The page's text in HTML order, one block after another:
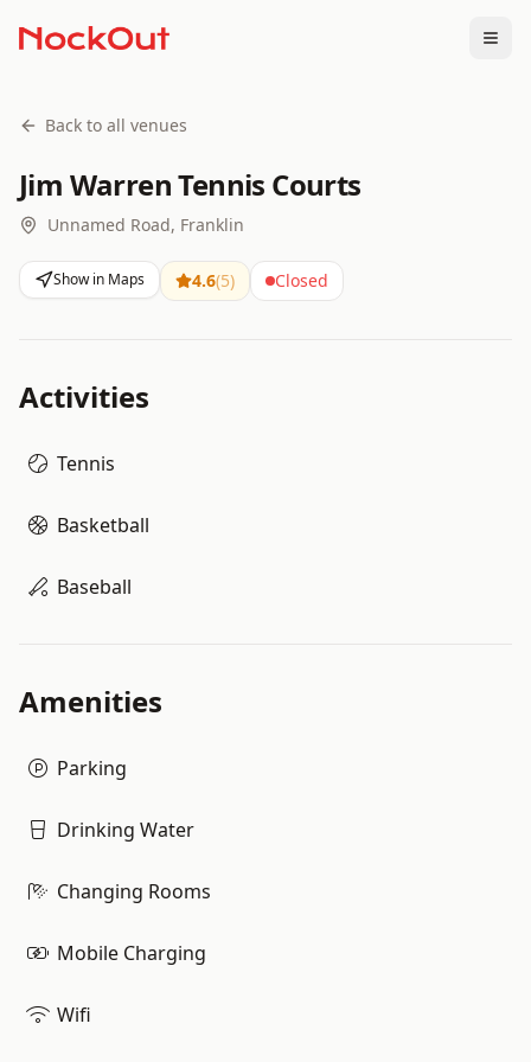
Back to all venues
Jim Warren Tennis Courts
Unnamed Road, Franklin
Show in Maps 4.6(5) Closed
Activities
Tennis
Basketball
Baseball
Amenities
Parking
Drinking Water
Changing Rooms
Mobile Charging
Wifi